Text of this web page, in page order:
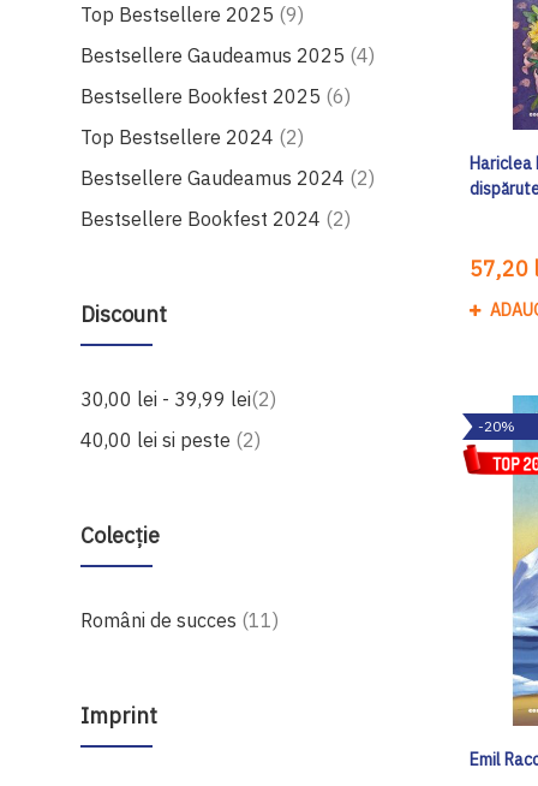
Top Bestsellere 2025 9produse
Bestsellere Gaudeamus 2025 4produse
Bestsellere Bookfest 2025 6produse
Top Bestsellere 2024 2produse
Bestsellere Gaudeamus 2024 2produse
Bestsellere Bookfest 2024 2produse
Discount
30,00 lei - 39,99 lei 2produse
40,00 lei si peste 2produse
Colecție
Români de succes 11produse
Imprint
Hariclea
57,20
-20%
Emil